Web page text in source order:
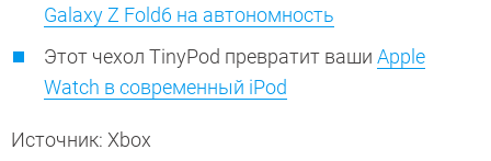
Galaxy Z Fold6 на автономность
Этот чехол TinyPod превратит ваши Apple
Watch в современный iPod
Источник: Xbox